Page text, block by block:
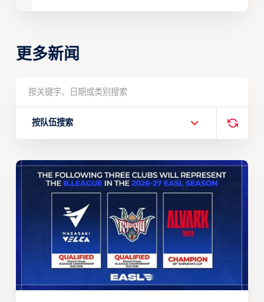
更多新闻
按队伍搜索